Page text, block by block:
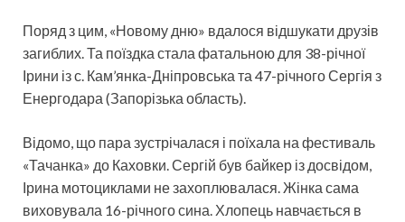
Поряд з цим, «Новому дню» вдалося відшукати друзів
загиблих. Та поїздка стала фатальною для 38-річної
Ірини із с. Кам’янка-Дніпровська та 47-річного Сергія з
Енергодара (Запорізька область).
Відомо, що пара зустрічалася і поїхала на фестиваль
«Тачанка» до Каховки. Сергій був байкер із досвідом,
Ірина мотоциклами не захоплювалася. Жінка сама
виховувала 16-річного сина. Хлопець навчається в